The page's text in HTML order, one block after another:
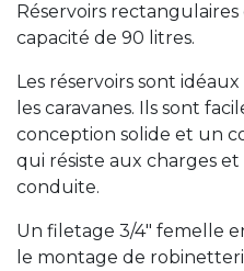
Réservoirs
capacité de 90 litres.
Les réservoirs sont
les caravanes. Ils sont
conception solide et un
qui résiste aux charges
conduite.
Un filetage 3/4" femelle
le montage de